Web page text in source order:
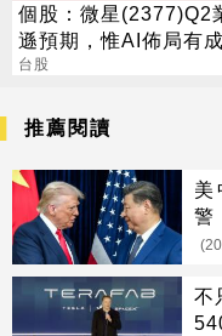
個股：微星(2377)Q2
遜預期，惟AI佈局有
價震盪走多，週一大拉
台股
推薦閱讀
美
警
不